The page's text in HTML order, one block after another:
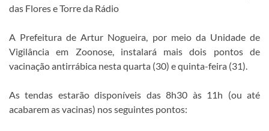
das Flores e Torre da Rádio
A Prefeitura de Artur Nogueira, por meio da Unidade de
Vigilância em Zoonose, instalará mais dois pontos de
vacinação antirrábica nesta quarta (30) e quinta-feira (31).
As tendas estarão disponíveis das 8h30 às 11h (ou até
acabarem as vacinas) nos seguintes pontos: